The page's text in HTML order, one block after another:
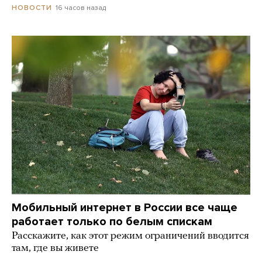
НОВОСТИ 16 часов назад
Мобильный интернет в России все чаще
работает только по белым спискам
Расскажите, как этот режим ограничений вводится
там, где вы живете